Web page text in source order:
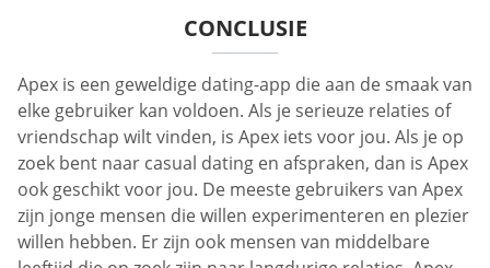
CONCLUSIE
Apex is een geweldige dating-app die aan de smaak van
elke gebruiker kan voldoen. Als je serieuze relaties of
vriendschap wilt vinden, is Apex iets voor jou. Als je op
zoek bent naar casual dating en afspraken, dan is Apex
ook geschikt voor jou. De meeste gebruikers van Apex
zijn jonge mensen die willen experimenteren en plezier
willen hebben. Er zijn ook mensen van middelbare